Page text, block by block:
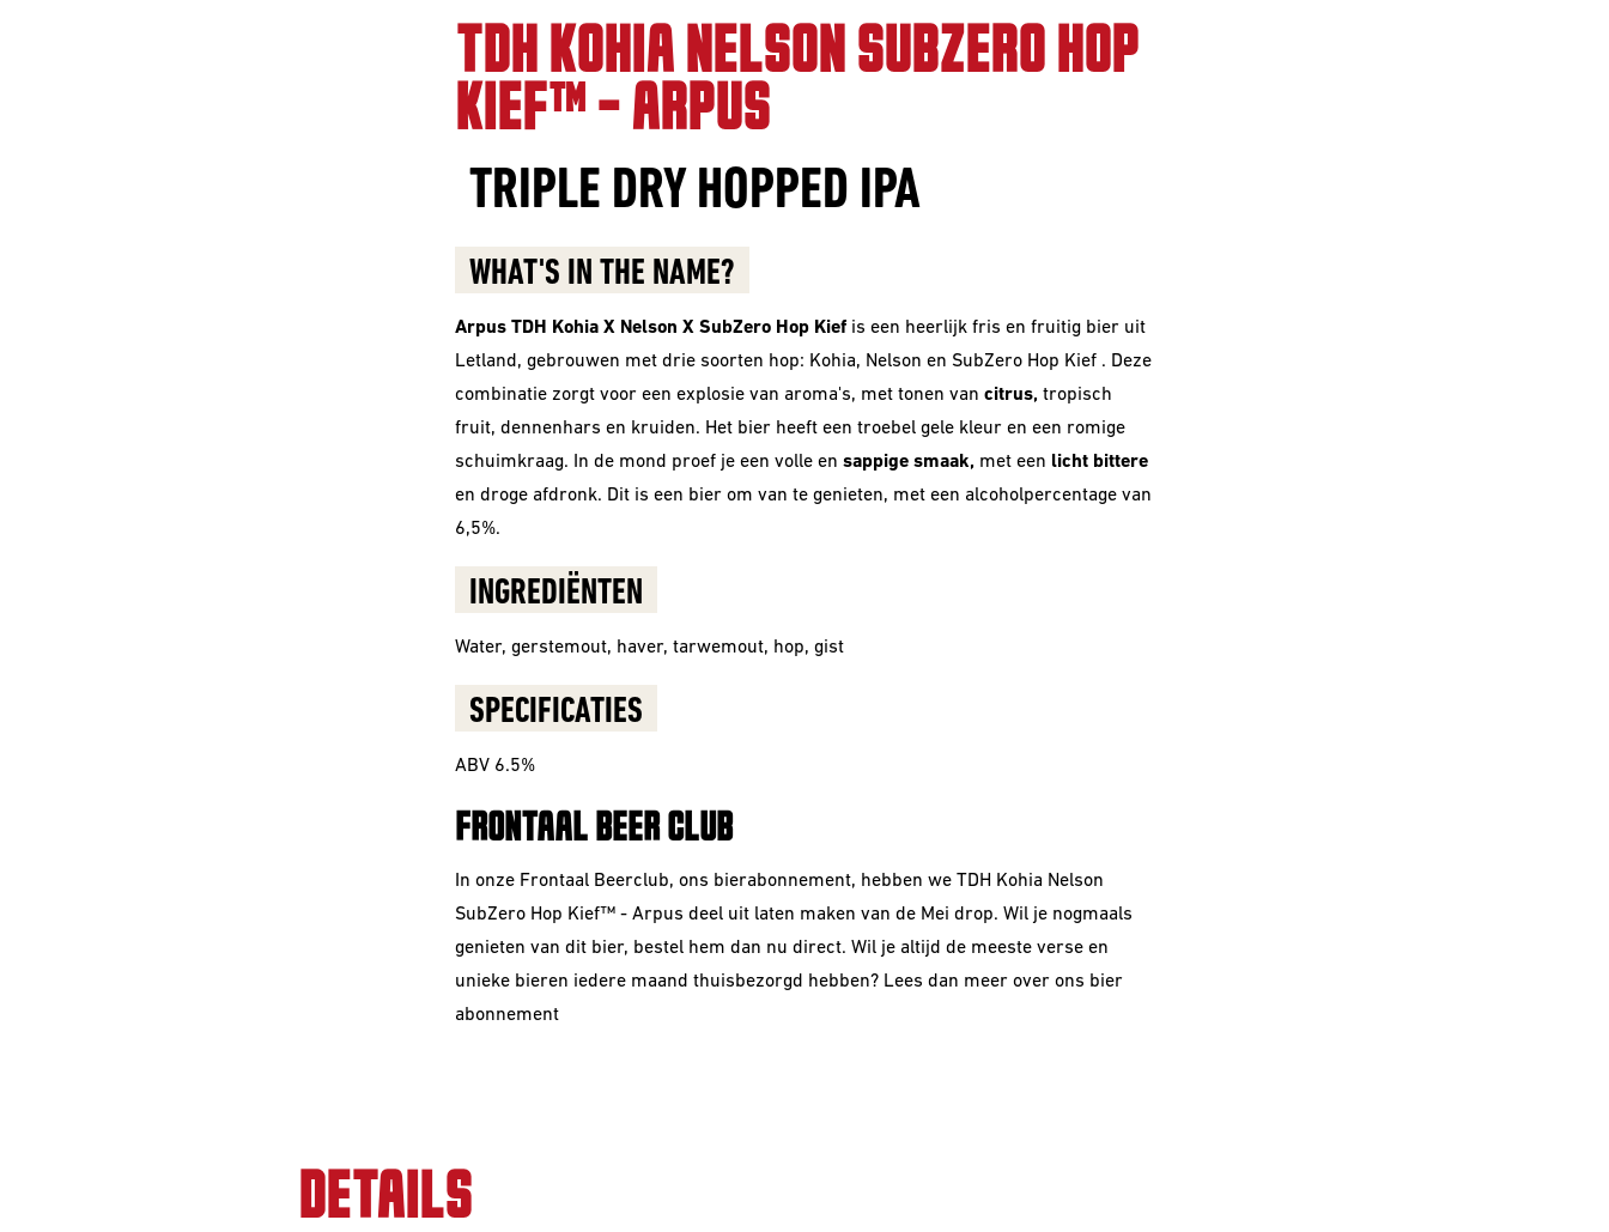
TDH KOHIA NELSON SUBZERO HOP
KIEF™ - ARPUS
TRIPLE DRY HOPPED IPA
WHAT'S IN THE NAME?
Arpus TDH Kohia X Nelson X SubZero Hop Kief is een heerlijk fris en fruitig bier uit
Letland, gebrouwen met drie soorten hop: Kohia, Nelson en SubZero Hop Kief . Deze
combinatie zorgt voor een explosie van aroma's, met tonen van citrus, tropisch
fruit, dennenhars en kruiden. Het bier heeft een troebel gele kleur en een romige
schuimkraag. In de mond proef je een volle en sappige smaak, met een licht bittere
en droge afdronk. Dit is een bier om van te genieten, met een alcoholpercentage van
6,5%.
INGREDIËNTEN
Water, gerstemout, haver, tarwemout, hop, gist
SPECIFICATIES
ABV 6.5%
FRONTAAL BEER CLUB
In onze Frontaal Beerclub, ons bierabonnement, hebben we TDH Kohia Nelson
SubZero Hop Kief™ - Arpus deel uit laten maken van de Mei drop. Wil je nogmaals
genieten van dit bier, bestel hem dan nu direct. Wil je altijd de meeste verse en
unieke bieren iedere maand thuisbezorgd hebben? Lees dan meer over ons bier
abonnement
DETAILS